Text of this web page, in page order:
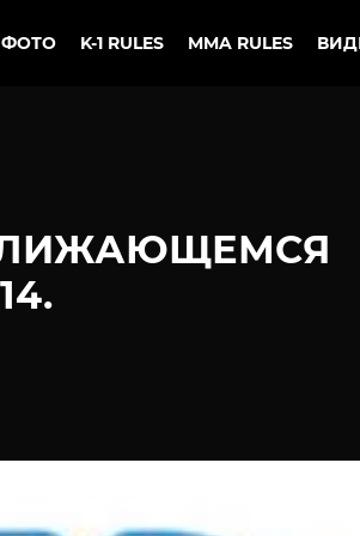
ФОТО K-1 RULES MMA RULES